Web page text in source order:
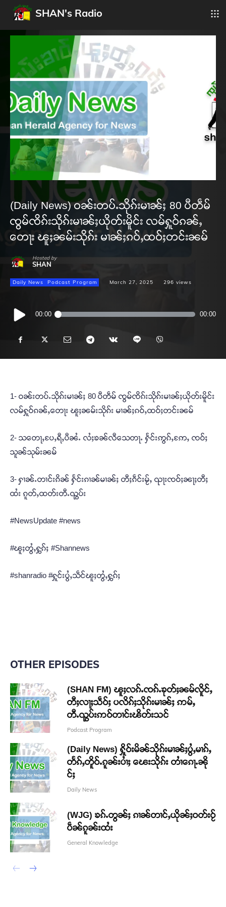
SHAN's Radio
(Daily News) ဝၼ်းတပ်ႉသိုၵ်းမၢၼ်ႈ 80 ပီတဵမ်
ၸွမ်ၸိၵ်းသိုၵ်းမၢၼ်ႈယိုတ်းမိူင်း လမ်ႁူဝ်ၵၼ်ႇ
တေႃး ၽူႈၼမ်းသိုၵ်း မၢၼ်ႈၵဝ်ႇထဝ်ႈတင်းၼမ်
Hosted by
SHAN
Daily News Podcast Program March 27, 2025 296 views
Audio
Player
00:00 00:00
1- ဝၼ်းတပ်ႉသိုၵ်းမၢၼ်ႈ 80 ပီတဵမ် ၸွမ်ၸိၵ်းသိုၵ်းမၢၼ်ႈယိုတ်းမိူင်း
လမ်ႁူဝ်ၵၼ်ႇတေႃး ၽူႈၼမ်းသိုၵ်း မၢၼ်ႈၵဝ်ႇထဝ်ႈတင်းၼမ်
2- သတေႃႇပႄႇရီႇပီၼႆႉ လႆႈၶၼ်လီသေတႃႉ ႁႅင်းဢွၵ်ႇဢႄႇ ၸဝ်ႈ
သူၼ်သုမ်းၼမ်
3- ႁၢၼ်ႉတၢင်းၵိၼ် ႁႅင်းၵၢၼ်မၢၼ်ႈ တီႈၵဵင်းမႂ်ႇ ၺႃးၸဝ်ႈၼႃႈတီႈ
ထႆး ၵူတ်ႇထတ်းတီႉၺွပ်း
#NewsUpdate #news
#ၽူႈတွႆႇႁွၵ်ႈ #Shannews
#shanradio #ႁူင်းပွႆႇသဵင်ၽူႈတွႆႇႁွၵ်ႈ
OTHER EPISODES
(SHAN FM) ၽူႈလၵ်ႉၸၵ်ႉၶုတ်ႈၼမ်လိူင်ႇ
တီႈလႃႈသဵဝ်ႈ ပလိၵ်ႈသိုၵ်းမၢၼ်ႈ ဢမ်ႇ
တီႉၺွပ်းဢဝ်တၢင်းၽိတ်းသင်
Podcast Program
(Daily News) ႁိူဝ်းမိၼ်သိုၵ်းမၢၼ်ႈပွႆႇမၢၵ်ႇ
တႅၵ်ႇတိူဝ်ႉၵူၼ်းပၢႆႈ ၽေးသိုၵ်း တၢႆၵေႃႉၼို
င်ႈ
Daily News
(WJG) ၶၵ်ႉတွၼ်ႈ ၵၢၼ်တၢင်ႇယိုၼ်ႈဝတ်းဝႂ်
ပဵၼ်ၵူၼ်းထႆး
General Knowledge